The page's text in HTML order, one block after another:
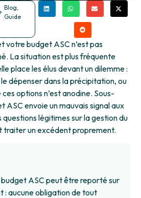
Blog,
Guide
votre budget ASC n’est pas
La situation est plus fréquente
place les élus devant un dilemme :
dépenser dans la précipitation, ou
options n’est anodine. Sous-
ASC envoie un mauvais signal aux
légitimes sur la gestion du
traiter un excédent proprement.
ASC peut être reporté sur
: aucune obligation de tout